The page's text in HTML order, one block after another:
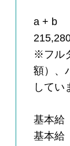
a + b
※フル
額）、
してい
基本給
基本給